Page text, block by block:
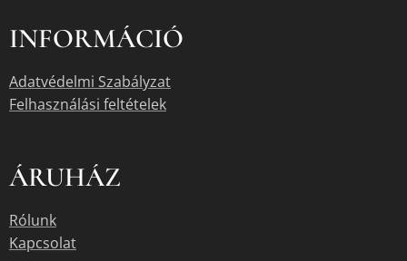
INFORMÁCIÓ
Adatvédelmi Szabályzat
Felhasználási feltételek
ÁRUHÁZ
Rólunk
Kapcsolat